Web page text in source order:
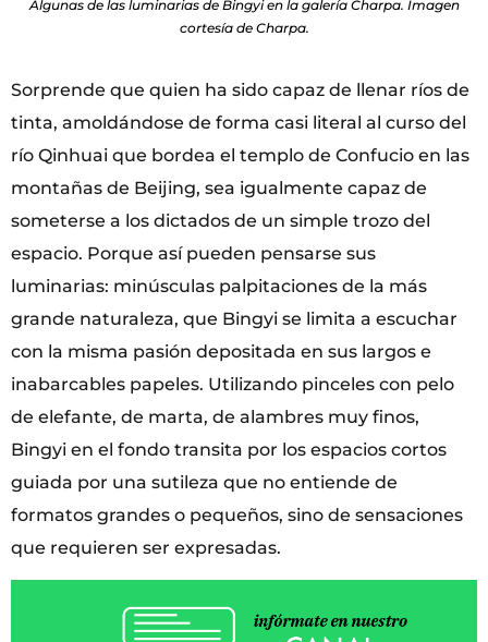
Algunas de las luminarias de Bingyi en la galería Charpa. Imagen
cortesía de Charpa.
Sorprende que quien ha sido capaz de llenar ríos de
tinta, amoldándose de forma casi literal al curso del
río Qinhuai que bordea el templo de Confucio en las
montañas de Beijing, sea igualmente capaz de
someterse a los dictados de un simple trozo del
espacio. Porque así pueden pensarse sus
luminarias: minúsculas palpitaciones de la más
grande naturaleza, que Bingyi se limita a escuchar
con la misma pasión depositada en sus largos e
inabarcables papeles. Utilizando pinceles con pelo
de elefante, de marta, de alambres muy finos,
Bingyi en el fondo transita por los espacios cortos
guiada por una sutileza que no entiende de
formatos grandes o pequeños, sino de sensaciones
que requieren ser expresadas.